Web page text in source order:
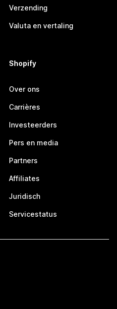
Verzending
Valuta en vertaling
Shopify
Over ons
Carrières
Investeerders
Pers en media
Partners
Affiliates
Juridisch
Servicestatus